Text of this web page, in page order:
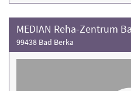
MEDIAN Reha-Zentrum
99438 Bad Berka